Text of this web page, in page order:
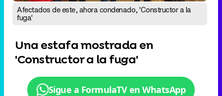
Con esta condena 'Constructor a la fuga'
consigue una de sus principales tareas: exponer
a la luz pública casos de estafa que estaban sin
responder. El Juzgado de lo Penal descubre, tal